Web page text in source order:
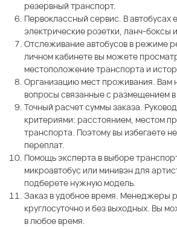
резервный транспорт.
Первоклассный сервис. В автобусах
электрические розетки, ланч-боксы
Отслеживание автобусов в режиме
личном кабинете вы можете
местоположение транспорта и
Организацию мест проживания. Вам
вопросы связанные с размещением в
Точный расчет суммы заказа.
критериями: расстоянием, местом
транспорта. Поэтому вы избегаете
переплат.
Помощь эксперта в выборе
микроавтобус или минивэн для
подберете нужную модель.
Заказ в удобное время. Менеджеры
круглосуточно и без выходных. Вы
в любое время.